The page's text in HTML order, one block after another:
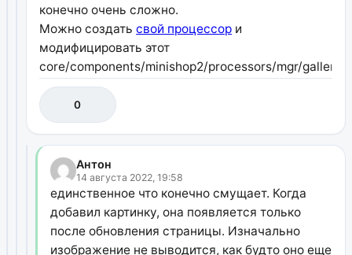
конечно очень сложно.
Можно создатьсвой процессор и
модифицировать этот
core/components/minishop2/processors/mgr/gallery/
0
Антон
14 августа 2022, 19:58
единственное что конечно смущает. Когда
добавил картинку, она появляется только
после обновления страницы. Изначально
изображение не выводится, как будто оно еще